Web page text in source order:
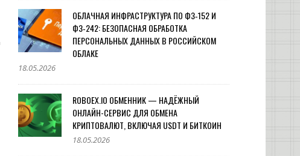
ОБЛАЧНАЯ ИНФРАСТРУКТУРА ПО ФЗ‑152 И
ФЗ‑242: БЕЗОПАСНАЯ ОБРАБОТКА
ПЕРСОНАЛЬНЫХ ДАННЫХ В РОССИЙСКОМ
ОБЛАКЕ
18.05.2026
ROBOEX.IO ОБМЕННИК — НАДЁЖНЫЙ
ОНЛАЙН-СЕРВИС ДЛЯ ОБМЕНА
КРИПТОВАЛЮТ, ВКЛЮЧАЯ USDT И БИТКОИН
18.05.2026